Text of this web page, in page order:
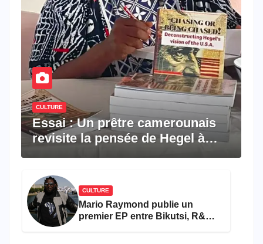
CULTURE
Essai : Un prêtre camerounais
revisite la pensée de Hegel à
CULTURE
Mario Raymond publie un
premier EP entre Bikutsi, R&B